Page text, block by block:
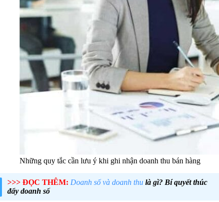
Những quy tắc cần lưu ý khi ghi nhận doanh thu bán hàng
>>> ĐỌC THÊM: Doanh số và doanh thu là gì? Bí quyết thúc
đẩy doanh số